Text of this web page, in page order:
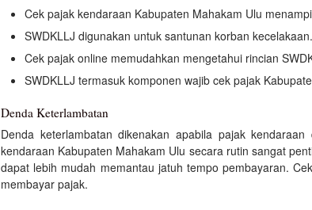
Cek pajak kendaraan Kabupaten Mahakam Ulu
SWDKLLJ digunakan untuk santunan korban kecelakaan.
Cek pajak online memudahkan mengetahui rincian
SWDKLLJ termasuk komponen wajib cek pajak
Denda Keterlambatan
Denda keterlambatan dikenakan apabila pajak
kendaraan Kabupaten Mahakam Ulu secara rutin sangat
dapat lebih mudah memantau jatuh tempo pembayaran.
membayar pajak.